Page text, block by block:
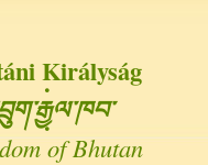
Királyság
·
·
of Bhutan